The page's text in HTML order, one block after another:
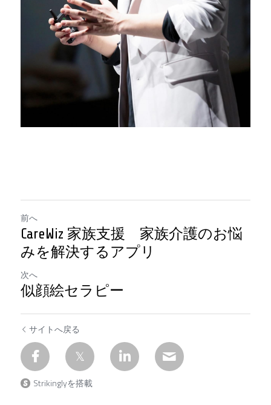
前へ
CareWiz 家族支援 家族介護のお悩
みを解決するアプリ
次へ
似顔絵セラピー
サイトへ戻る
Strikinglyを搭載